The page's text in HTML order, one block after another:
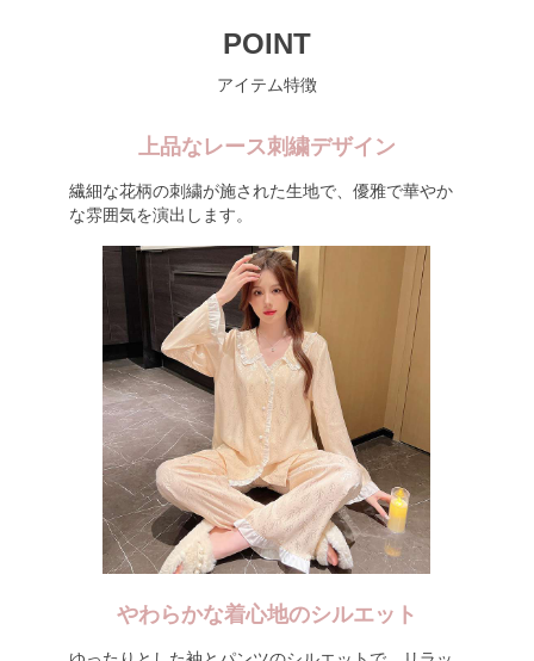
POINT
アイテム特徴
上品なレース刺繍デザイン
繊細な花柄の刺繍が施された生地で、優雅で華やか
な雰囲気を演出します。
やわらかな着心地のシルエット